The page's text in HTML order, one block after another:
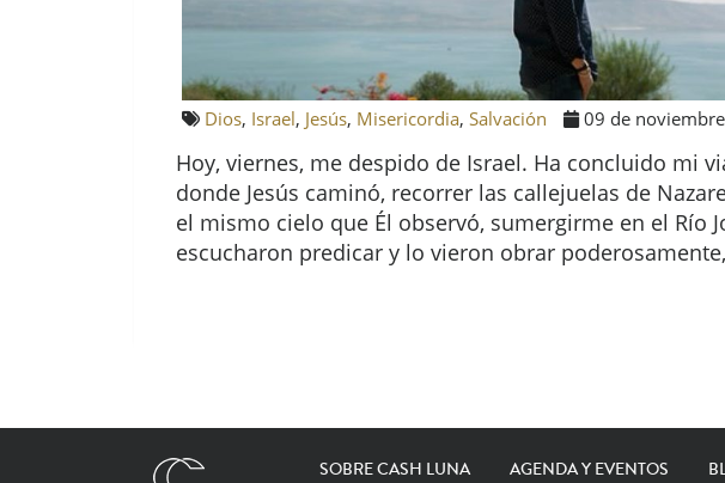
Dios, Israel, Jesús, Misericordia, Salvación 09 de
Hoy, viernes, me despido de Israel. Ha concluido mi
donde Jesús caminó, recorrer las callejuelas de
el mismo cielo que Él observó, sumergirme en el
escucharon predicar y lo vieron obrar
SOBRE CASH LUNA AGENDA Y EVENTOS